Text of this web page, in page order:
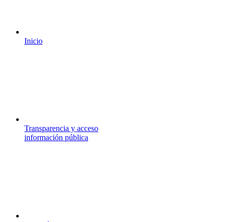
Inicio
Transparencia y acceso
información pública